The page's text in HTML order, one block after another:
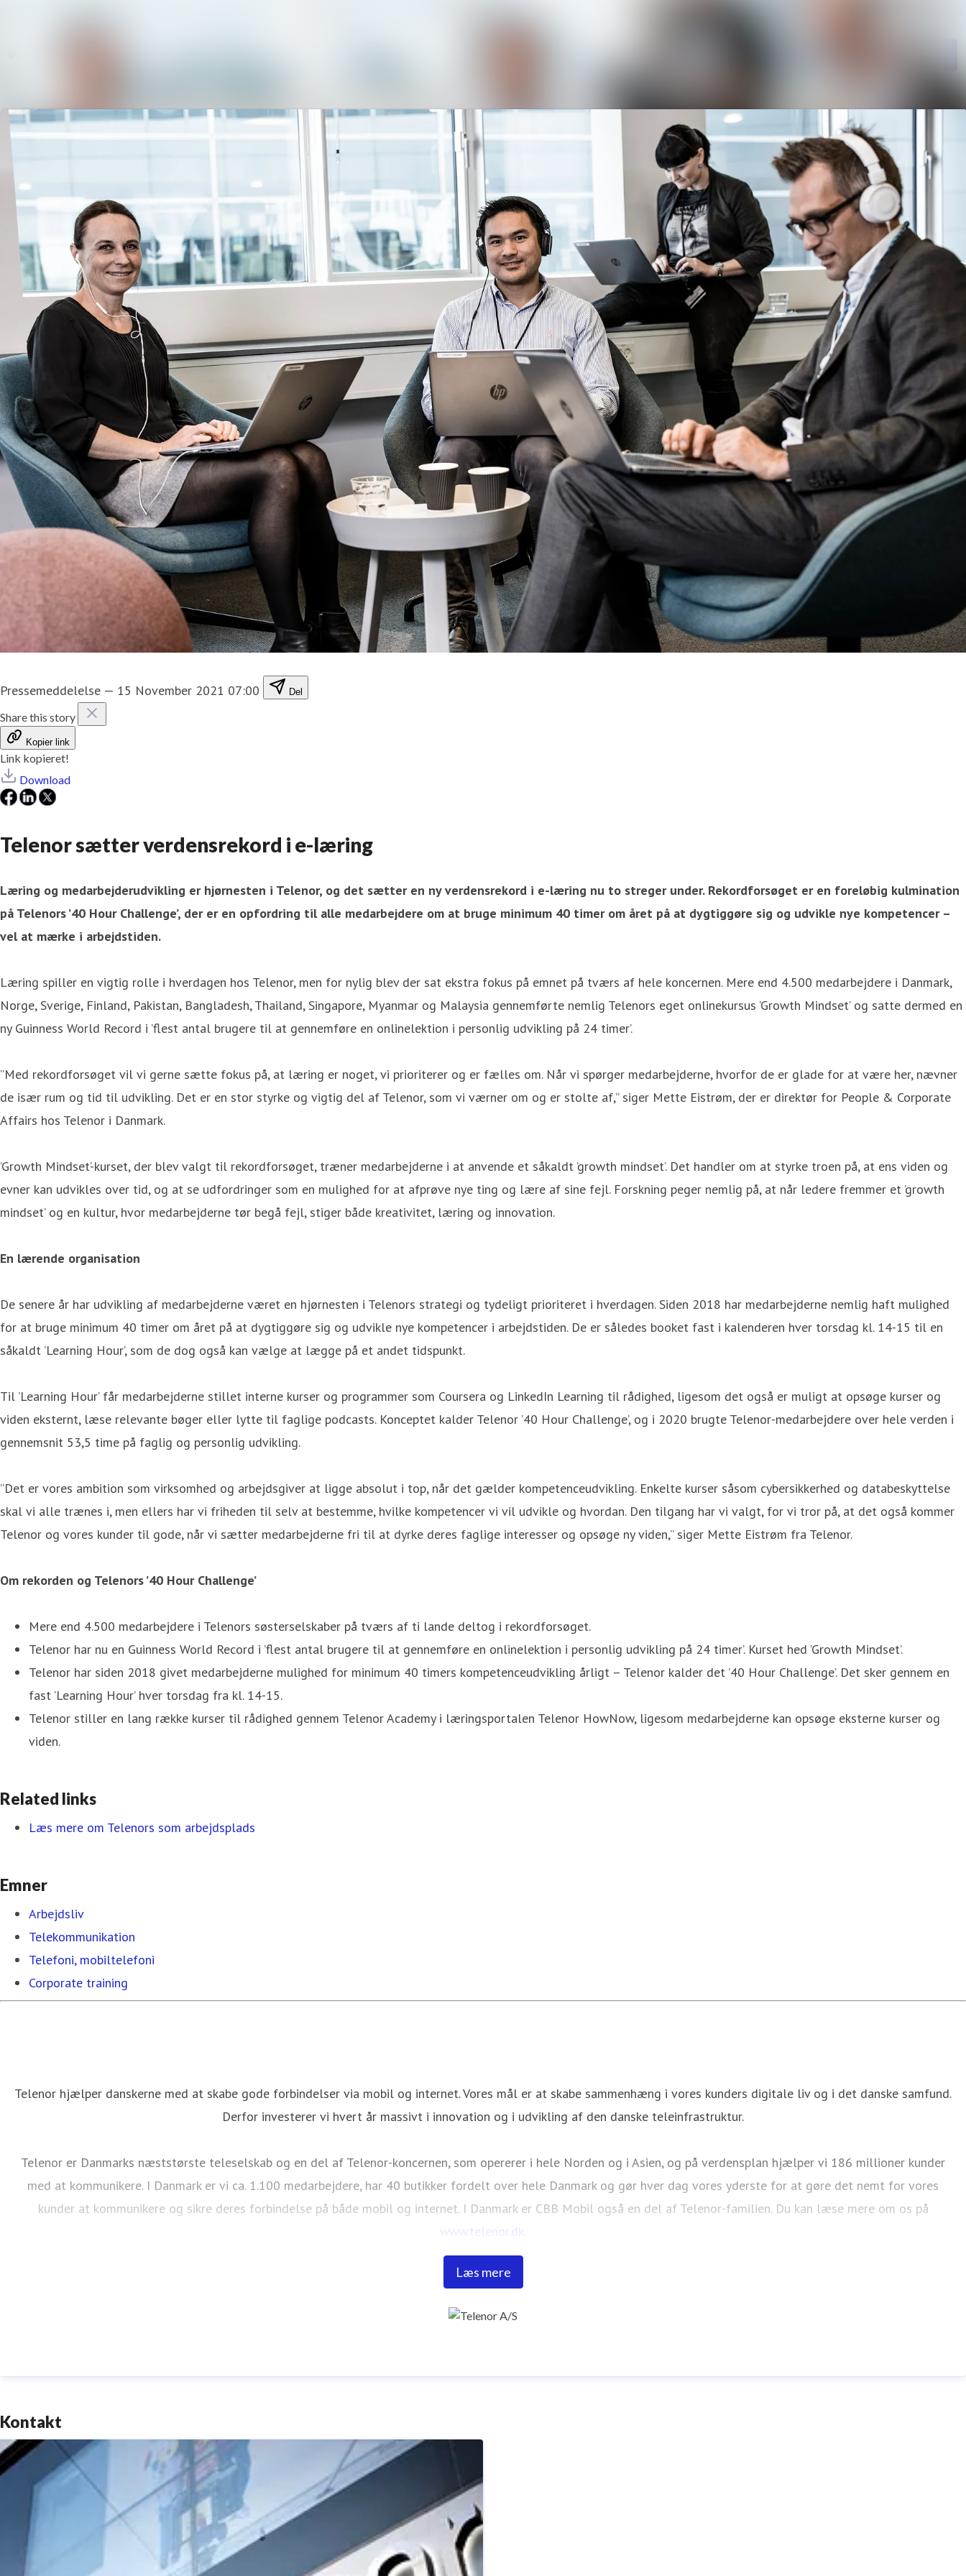
Pressemeddelelse — 15 November 2021 07:00 Del
Share this story
Kopier link
Link kopieret!
Download
Telenor sætter verdensrekord i e-læring
Læring og medarbejderudvikling er hjørnesten i Telenor, og det sætter en ny verdensrekord i e-læring nu to streger under. Rekordforsøget er en foreløbig kulmination
på Telenors ’40 Hour Challenge’, der er en opfordring til alle medarbejdere om at bruge minimum 40 timer om året på at dygtiggøre sig og udvikle nye kompetencer –
vel at mærke i arbejdstiden.
Læring spiller en vigtig rolle i hverdagen hos Telenor, men for nylig blev der sat ekstra fokus på emnet på tværs af hele koncernen. Mere end 4.500 medarbejdere i Danmark,
Norge, Sverige, Finland, Pakistan, Bangladesh, Thailand, Singapore, Myanmar og Malaysia gennemførte nemlig Telenors eget onlinekursus ’Growth Mindset’ og satte dermed en
ny Guinness World Record i ’flest antal brugere til at gennemføre en onlinelektion i personlig udvikling på 24 timer’.
”Med rekordforsøget vil vi gerne sætte fokus på, at læring er noget, vi prioriterer og er fælles om. Når vi spørger medarbejderne, hvorfor de er glade for at være her, nævner
de især rum og tid til udvikling. Det er en stor styrke og vigtig del af Telenor, som vi værner om og er stolte af,” siger Mette Eistrøm, der er direktør for People & Corporate
Affairs hos Telenor i Danmark.
’Growth Mindset’-kurset, der blev valgt til rekordforsøget, træner medarbejderne i at anvende et såkaldt ’growth mindset’. Det handler om at styrke troen på, at ens viden og
evner kan udvikles over tid, og at se udfordringer som en mulighed for at afprøve nye ting og lære af sine fejl. Forskning peger nemlig på, at når ledere fremmer et ’growth
mindset’ og en kultur, hvor medarbejderne tør begå fejl, stiger både kreativitet, læring og innovation.
En lærende organisation
De senere år har udvikling af medarbejderne været en hjørnesten i Telenors strategi og tydeligt prioriteret i hverdagen. Siden 2018 har medarbejderne nemlig haft mulighed
for at bruge minimum 40 timer om året på at dygtiggøre sig og udvikle nye kompetencer i arbejdstiden. De er således booket fast i kalenderen hver torsdag kl. 14-15 til en
såkaldt ’Learning Hour’, som de dog også kan vælge at lægge på et andet tidspunkt.
Til ’Learning Hour’ får medarbejderne stillet interne kurser og programmer som Coursera og LinkedIn Learning til rådighed, ligesom det også er muligt at opsøge kurser og
viden eksternt, læse relevante bøger eller lytte til faglige podcasts. Konceptet kalder Telenor ’40 Hour Challenge’, og i 2020 brugte Telenor-medarbejdere over hele verden i
gennemsnit 53,5 time på faglig og personlig udvikling.
”Det er vores ambition som virksomhed og arbejdsgiver at ligge absolut i top, når det gælder kompetenceudvikling. Enkelte kurser såsom cybersikkerhed og databeskyttelse
skal vi alle trænes i, men ellers har vi friheden til selv at bestemme, hvilke kompetencer vi vil udvikle og hvordan. Den tilgang har vi valgt, for vi tror på, at det også kommer
Telenor og vores kunder til gode, når vi sætter medarbejderne fri til at dyrke deres faglige interesser og opsøge ny viden,” siger Mette Eistrøm fra Telenor.
Om rekorden og Telenors ’40 Hour Challenge’
Mere end 4.500 medarbejdere i Telenors søsterselskaber på tværs af ti lande deltog i rekordforsøget.
Telenor har nu en Guinness World Record i ’flest antal brugere til at gennemføre en onlinelektion i personlig udvikling på 24 timer’. Kurset hed ’Growth Mindset’.
Telenor har siden 2018 givet medarbejderne mulighed for minimum 40 timers kompetenceudvikling årligt – Telenor kalder det ’40 Hour Challenge’. Det sker gennem en
fast ’Learning Hour’ hver torsdag fra kl. 14-15.
Telenor stiller en lang række kurser til rådighed gennem Telenor Academy i læringsportalen Telenor HowNow, ligesom medarbejderne kan opsøge eksterne kurser og
viden.
Related links
Læs mere om Telenors som arbejdsplads
Emner
Arbejdsliv
Telekommunikation
Telefoni, mobiltelefoni
Corporate training
Telenor hjælper danskerne med at skabe gode forbindelser via mobil og internet. Vores mål er at skabe sammenhæng i vores kunders digitale liv og i det danske samfund.
Derfor investerer vi hvert år massivt i innovation og i udvikling af den danske teleinfrastruktur.
Telenor er Danmarks næststørste teleselskab og en del af Telenor-koncernen, som opererer i hele Norden og i Asien, og på verdensplan hjælper vi 186 millioner kunder
med at kommunikere. I Danmark er vi ca. 1.100 medarbejdere, har 40 butikker fordelt over hele Danmark og gør hver dag vores yderste for at gøre det nemt for vores
kunder at kommunikere og sikre deres forbindelse på både mobil og internet. I Danmark er CBB Mobil også en del af Telenor-familien. Du kan læse mere om os på
www.telenor.dk
Læs mere
Kontakt